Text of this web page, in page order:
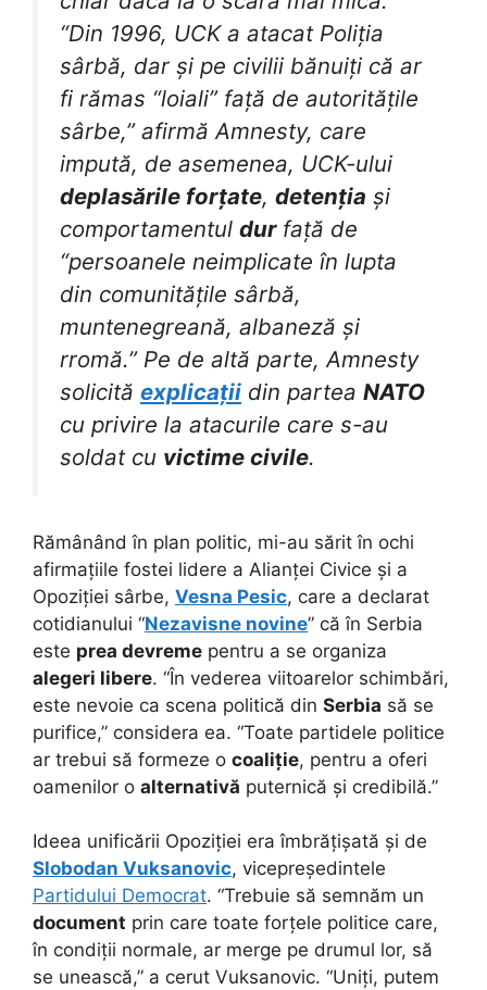
“Din 1996, UCK a atacat Poliția
sârbă, dar și pe civilii bănuiți că ar
fi rămas “loiali” față de autoritățile
sârbe,” afirmă Amnesty, care
impută, de asemenea, UCK-ului
deplasările forțate, detenția și
comportamentul durfață de
“persoanele neimplicate în lupta
din comunitățile sârbă,
muntenegreană, albaneză și
rromă.” Pe de altă parte, Amnesty
solicită explicații din partea NATO
cu privire la atacurile care s-au
soldat cu victime civile.
Rămânând în plan politic, mi-au sărit în ochi
afirmațiile fostei lidere a Alianței Civice și a
Opoziției sârbe, Vesna Pesic, care a declarat
cotidianului “Nezavisne novine” că în Serbia
este prea devreme pentru a se organiza
alegeri libere. “În vederea viitoarelor schimbări,
este nevoie ca scena politică din Serbia să se
purifice,” considera ea. “Toate partidele politice
ar trebui să formeze o coaliție, pentru a oferi
oamenilor o alternativă puternică și credibilă.”
Ideea unificării Opoziției era îmbrățișată și de
Slobodan Vuksanovic, vicepreședintele
Partidului Democrat. “Trebuie să semnăm un
document prin care toate forțele politice care,
în condiții normale, ar merge pe drumul lor, să
se unească,” a cerut Vuksanovic. “Uniți, putem